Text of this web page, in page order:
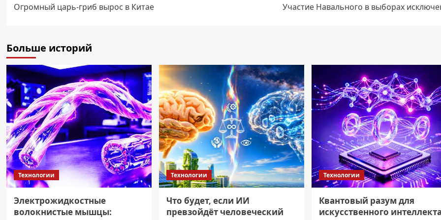
записи
Огромный царь-гриб вырос в Китае Участие Навального в выборах
Больше историй
Технологии
Электрожидкостные
волокнистые мышцы:
Технологии
Что будет, если ИИ
превзойдёт человеческий
Технологии
Квантовый разум для
искусственного